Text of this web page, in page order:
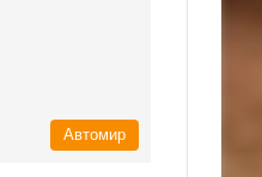
Автомир